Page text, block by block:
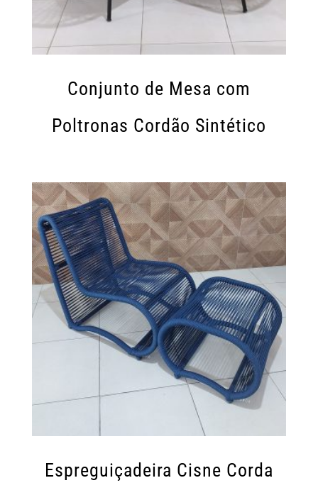
Conjunto de Mesa com
Poltronas Cordão Sintético
Espreguiçadeira Cisne Corda